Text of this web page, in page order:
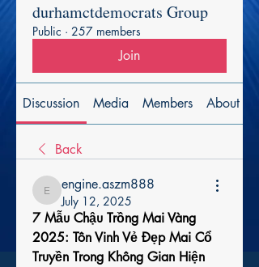
durhamctdemocrats Group
Public · 257 members
Join
Discussion Media Members About
Back
engine.aszm888
engine.aszm888
July 12, 2025
7 Mẫu Chậu Trồng Mai Vàng
2025: Tôn Vinh Vẻ Đẹp Mai Cổ
Truyền Trong Không Gian Hiện